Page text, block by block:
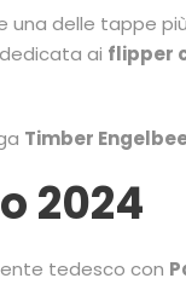
una delle tappe
ai flipper
Timber
2024
tedesco con